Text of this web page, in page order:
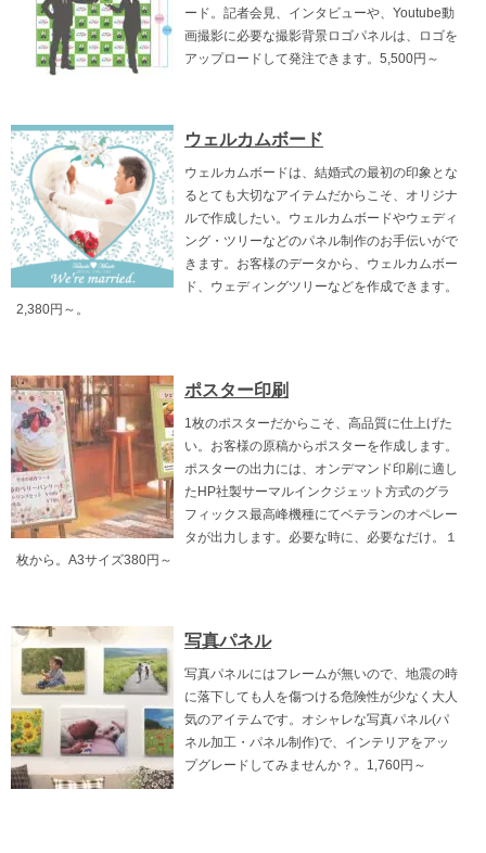
ード。記者会見、インタビューや、Youtube動
画撮影に必要な撮影背景ロゴパネルは、ロゴを
アップロードして発注できます。5,500円～
ウェルカムボード
ウェルカムボードは、結婚式の最初の印象とな
るとても大切なアイテムだからこそ、オリジナ
ルで作成したい。ウェルカムボードやウェディ
ング・ツリーなどのパネル制作のお手伝いがで
きます。お客様のデータから、ウェルカムボー
ド、ウェディングツリーなどを作成できます。
2,380円～。
ポスター印刷
1枚のポスターだからこそ、高品質に仕上げた
い。お客様の原稿からポスターを作成します。
ポスターの出力には、オンデマンド印刷に適し
たHP社製サーマルインクジェット方式のグラ
フィックス最高峰機種にてベテランのオペレー
タが出力します。必要な時に、必要なだけ。１
枚から。A3サイズ380円～
写真パネル
写真パネルにはフレームが無いので、地震の時
に落下しても人を傷つける危険性が少なく大人
気のアイテムです。オシャレな写真パネル(パ
ネル加工・パネル制作)で、インテリアをアッ
プグレードしてみませんか？。1,760円～